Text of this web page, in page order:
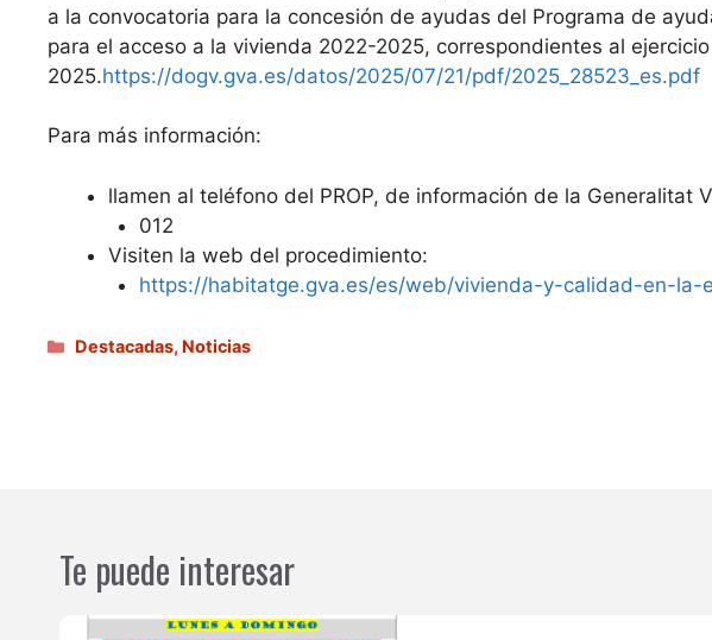
a la convocatoria para la concesión de ayudas del Programa de
para el acceso a la vivienda 2022-2025, correspondientes al ejercicio
2025.https://dogv.gva.es/datos/2025/07/21/pdf/2025_28523_es.pdf
Para más información:
llamen al teléfono del PROP, de información de la Generalitat
012
Visiten la web del procedimiento:
https://habitatge.gva.es/es/web/vivienda-y-calidad-en-
Categorías
Destacadas, Noticias
Te puede interesar